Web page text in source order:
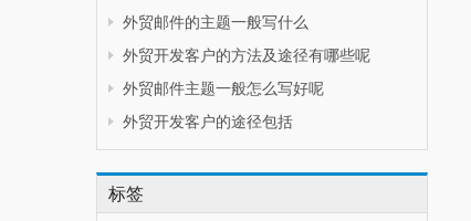
外贸邮件的主题一般写什么
外贸开发客户的方法及途径有哪些呢
外贸邮件主题一般怎么写好呢
外贸开发客户的途径包括
标签